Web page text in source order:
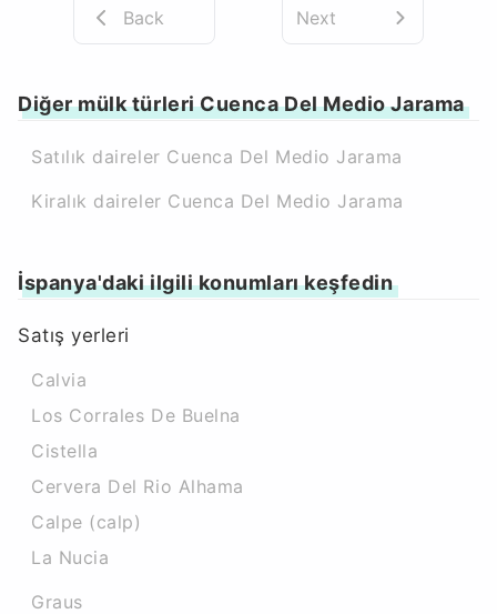
Back Next
Diğer mülk türleri Cuenca Del Medio Jarama
Satılık daireler Cuenca Del Medio Jarama
Kiralık daireler Cuenca Del Medio Jarama
İspanya'daki ilgili konumları keşfedin
Satış yerleri
Calvia
Los Corrales De Buelna
Cistella
Cervera Del Rio Alhama
Calpe (calp)
La Nucia
Graus